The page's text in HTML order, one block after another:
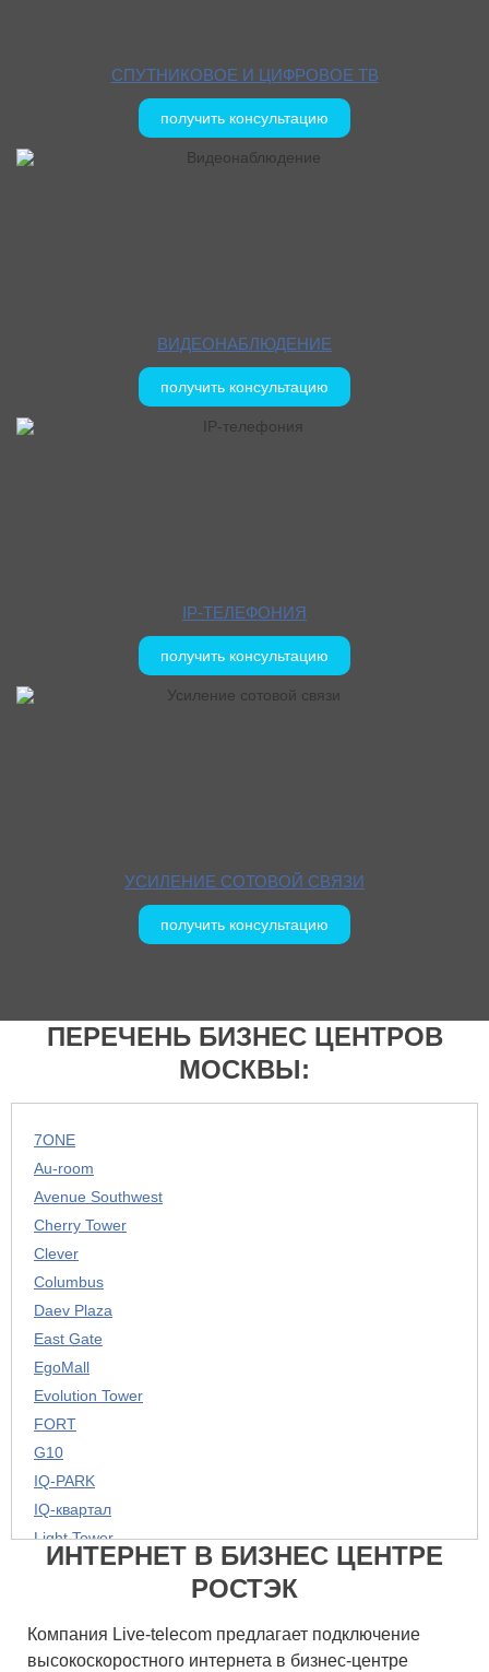
СПУТНИКОВОЕ И ЦИФРОВОЕ ТВ
получить консультацию
ВИДЕОНАБЛЮДЕНИЕ
получить консультацию
IP-ТЕЛЕФОНИЯ
получить консультацию
УСИЛЕНИЕ СОТОВОЙ СВЯЗИ
получить консультацию
ПЕРЕЧЕНЬ БИЗНЕС ЦЕНТРОВ
МОСКВЫ:
7ONE
Au-room
Avenue Southwest
Cherry Tower
Clever
Columbus
Daev Plaza
East Gate
EgoMall
Evolution Tower
FORT
G10
IQ-PARK
IQ-квартал
Light Tower
M-Style
ИНТЕРНЕТ В БИЗНЕС ЦЕНТРЕ
РОСТЭК
Компания Live-telecom предлагает подключение
высокоскоростного интернета в бизнес-центре